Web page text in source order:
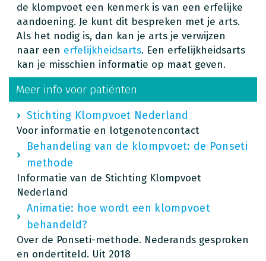
de klompvoet een kenmerk is van een erfelijke
aandoening. Je kunt dit bespreken met je arts.
Als het nodig is, dan kan je arts je verwijzen
naar een erfelijkheidsarts. Een erfelijkheidsarts
kan je misschien informatie op maat geven.
Meer info voor patiënten
Stichting Klompvoet Nederland
Voor informatie en lotgenotencontact
Behandeling van de klompvoet: de Ponseti
methode
Informatie van de Stichting Klompvoet
Nederland
Animatie: hoe wordt een klompvoet
behandeld?
Over de Ponseti-methode. Nederands gesproken
en ondertiteld. Uit 2018